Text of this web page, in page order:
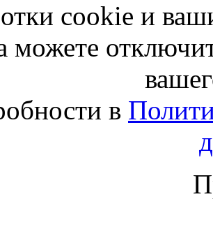
cookie и
можете
в